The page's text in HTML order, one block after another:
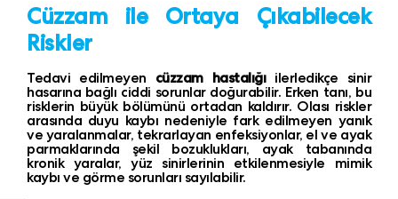
Cüzzam ile Ortaya Çıkabilecek
Riskler
Tedavi edilmeyen cüzzam hastalığıilerledikçe sinir
hasarına bağlı ciddi sorunlar doğurabilir. Erken tanı, bu
risklerin büyük bölümünü ortadan kaldırır. Olası riskler
arasında duyu kaybı nedeniyle fark edilmeyen yanık
ve yaralanmalar, tekrarlayan enfeksiyonlar, el ve ayak
parmaklarında şekil bozuklukları, ayak tabanında
kronik yaralar, yüz sinirlerinin etkilenmesiyle mimik
kaybı ve görme sorunları sayılabilir.